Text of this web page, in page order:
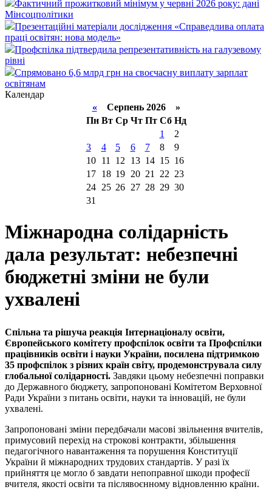
Фактичний прожитковий мінімум у червні 2026 року: дані
Мінсоцполітики
Презентаційні матеріали дослідження «Справедлива оплата
праці освітян: нова модель»
Профспілка підтвердила репрезентативність на галузевому
рівні
Спрямовано 6,6 млрд грн на своєчасну виплату зарплат
освітянам
Календар
«Серпень 2026 »
Пн Вт Ср Чт Пт Сб Нд
1
2
3
4 5 6 7 8
9
10
11 12 13 14 15 16
17
18 19 20 21 22 23
24
25 26 27 28 29 30
31
Міжнародна солідарність
дала результат: небезпечні
бюджетні зміни не були
ухвалені
Спільна та рішуча реакція Інтернаціоналу освіти,
Європейського комітету профспілок освіти та Профспілки
працівників освіти і науки України, посилена підтримкою
35 профспілок з різних країн світу, продемонструвала силу
глобальної солідарності. Завдяки цьому небезпечні поправки
до Державного бюджету, запропоновані Комітетом Верховної
Ради України з питань освіти, науки та інновацій, не були
ухвалені.
Запропоновані зміни передбачали масові звільнення вчителів,
примусовий перехід на строкові контракти, збільшення
педагогічного навантаження та порушення Конституції
України й міжнародних трудових стандартів. У разі їх
прийняття це могло б завдати непоправної шкоди професії
вчителя, якості освіти та післявоєнному відновленню країни.